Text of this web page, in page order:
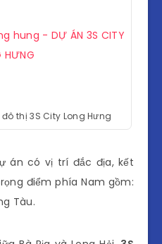
thị 3S City Long Hưng
án có vị trí đắc địa, kết
điểm phía Nam gồm:
Tàu.